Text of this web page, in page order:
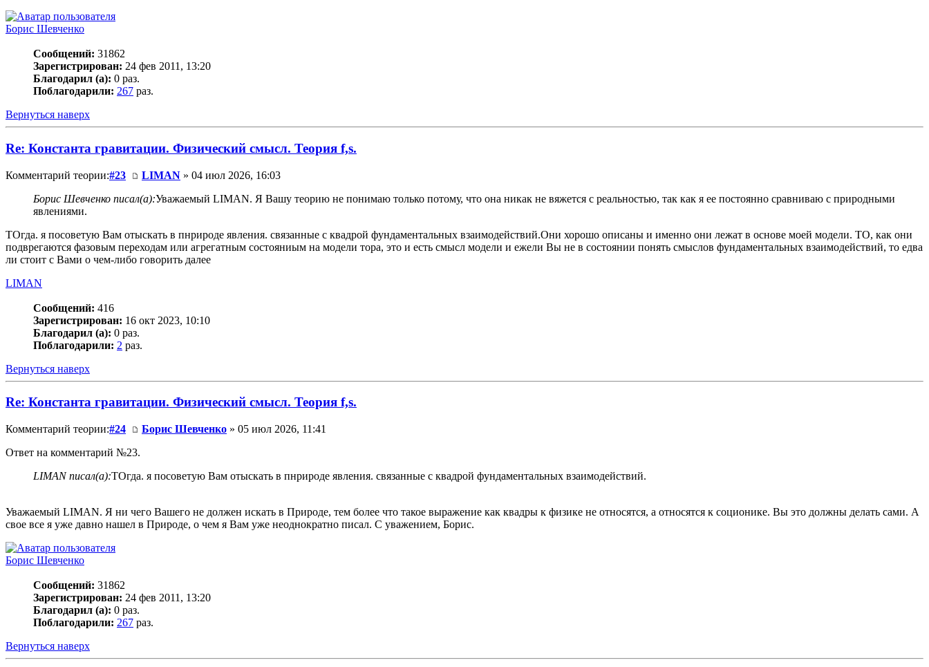
Борис Шевченко
Сообщений: 31862
Зарегистрирован: 24 фев 2011, 13:20
Благодарил (а): 0 раз.
Поблагодарили: 267 раз.
Вернуться наверх
Re: Константа гравитации. Физический смысл. Теория f,s.
Комментарий теории:#23 LIMAN » 04 июл 2026, 16:03
Борис Шевченко писал(а):Уважаемый LIMAN. Я Вашу теорию не понимаю только потому, что она никак не вяжется с реальностью, так как я ее постоянно сравниваю с природными
явлениями.
ТОгда. я посоветую Вам отыскать в пнрироде явления. связанные с квадрой фундаментальных взаимодействий.Они хорошо описаны и именно они лежат в основе моей модели. ТО, как они
подврегаются фазовым переходам или агрегатным состояниым на модели тора, это и есть смысл модели и ежели Вы не в состоянии понять смыслов фундаментальных взаимодействий, то едва
ли стоит с Вами о чем-либо говорить далее
LIMAN
Сообщений: 416
Зарегистрирован: 16 окт 2023, 10:10
Благодарил (а): 0 раз.
Поблагодарили: 2 раз.
Вернуться наверх
Re: Константа гравитации. Физический смысл. Теория f,s.
Комментарий теории:#24 Борис Шевченко » 05 июл 2026, 11:41
Ответ на комментарий №23.
LIMAN писал(а):ТОгда. я посоветую Вам отыскать в пнрироде явления. связанные с квадрой фундаментальных взаимодействий.
Уважаемый LIMAN. Я ни чего Вашего не должен искать в Природе, тем более что такое выражение как квадры к физике не относятся, а относятся к соционике. Вы это должны делать сами. А
свое все я уже давно нашел в Природе, о чем я Вам уже неоднократно писал. С уважением, Борис.
Борис Шевченко
Сообщений: 31862
Зарегистрирован: 24 фев 2011, 13:20
Благодарил (а): 0 раз.
Поблагодарили: 267 раз.
Вернуться наверх